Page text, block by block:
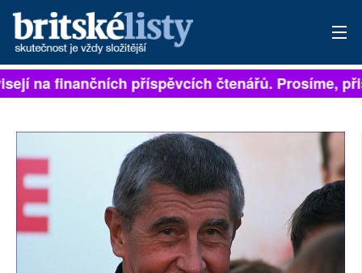
PŘIHLÁSIT
ARCHIV
ROZHOVORY
TÉMATA
NEJČTENĚJŠÍ ZA 7 DNÍ
na finančních příspěvcích čtenářů. Prosíme,